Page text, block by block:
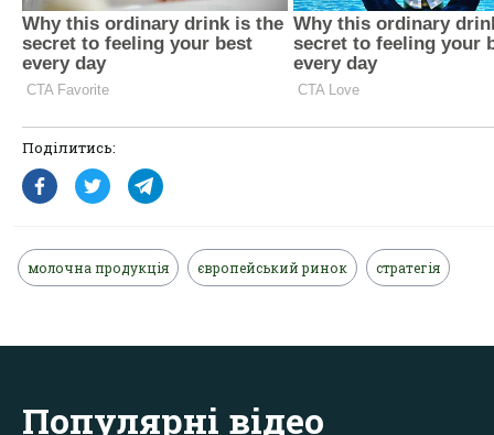
Поділитись:
молочна продукція європейський ринок стратегія
Популярні відео